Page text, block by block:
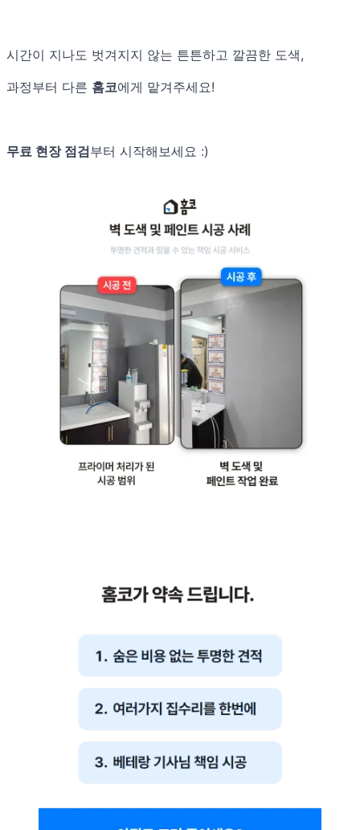
시간이 지나도 벗겨지지 않는 튼튼하고 깔끔한 도색,
과정부터 다른 홈코에게 맡겨주세요!
무료 현장 점검부터 시작해보세요 :)